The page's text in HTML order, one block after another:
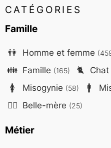
CATÉGORIES
Famille
👫 Homme et femme
👪 Famille (165) 🐈
🚺 Misogynie (58) 🚹
🤷‍♀️ Belle-mère (25)
Métier